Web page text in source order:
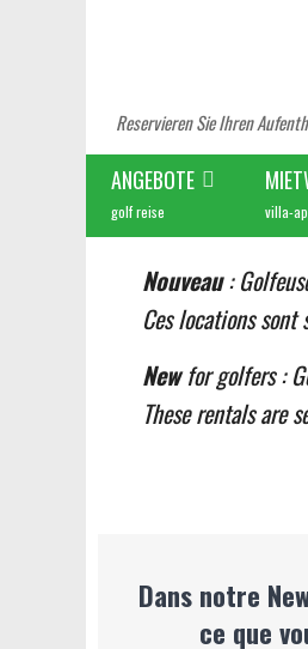
Reservieren Sie Ihren
ANGEBOTE
golf reise villa-
Nouveau:
Ces locations
Newfor golfers :
These rentals are
Dans notre
ce que